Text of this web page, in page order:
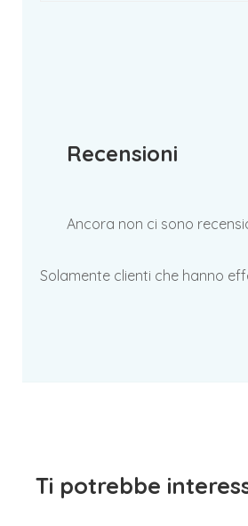
Recensioni
Ancora non ci sono
Solamente clienti che hanno
Ti potrebbe